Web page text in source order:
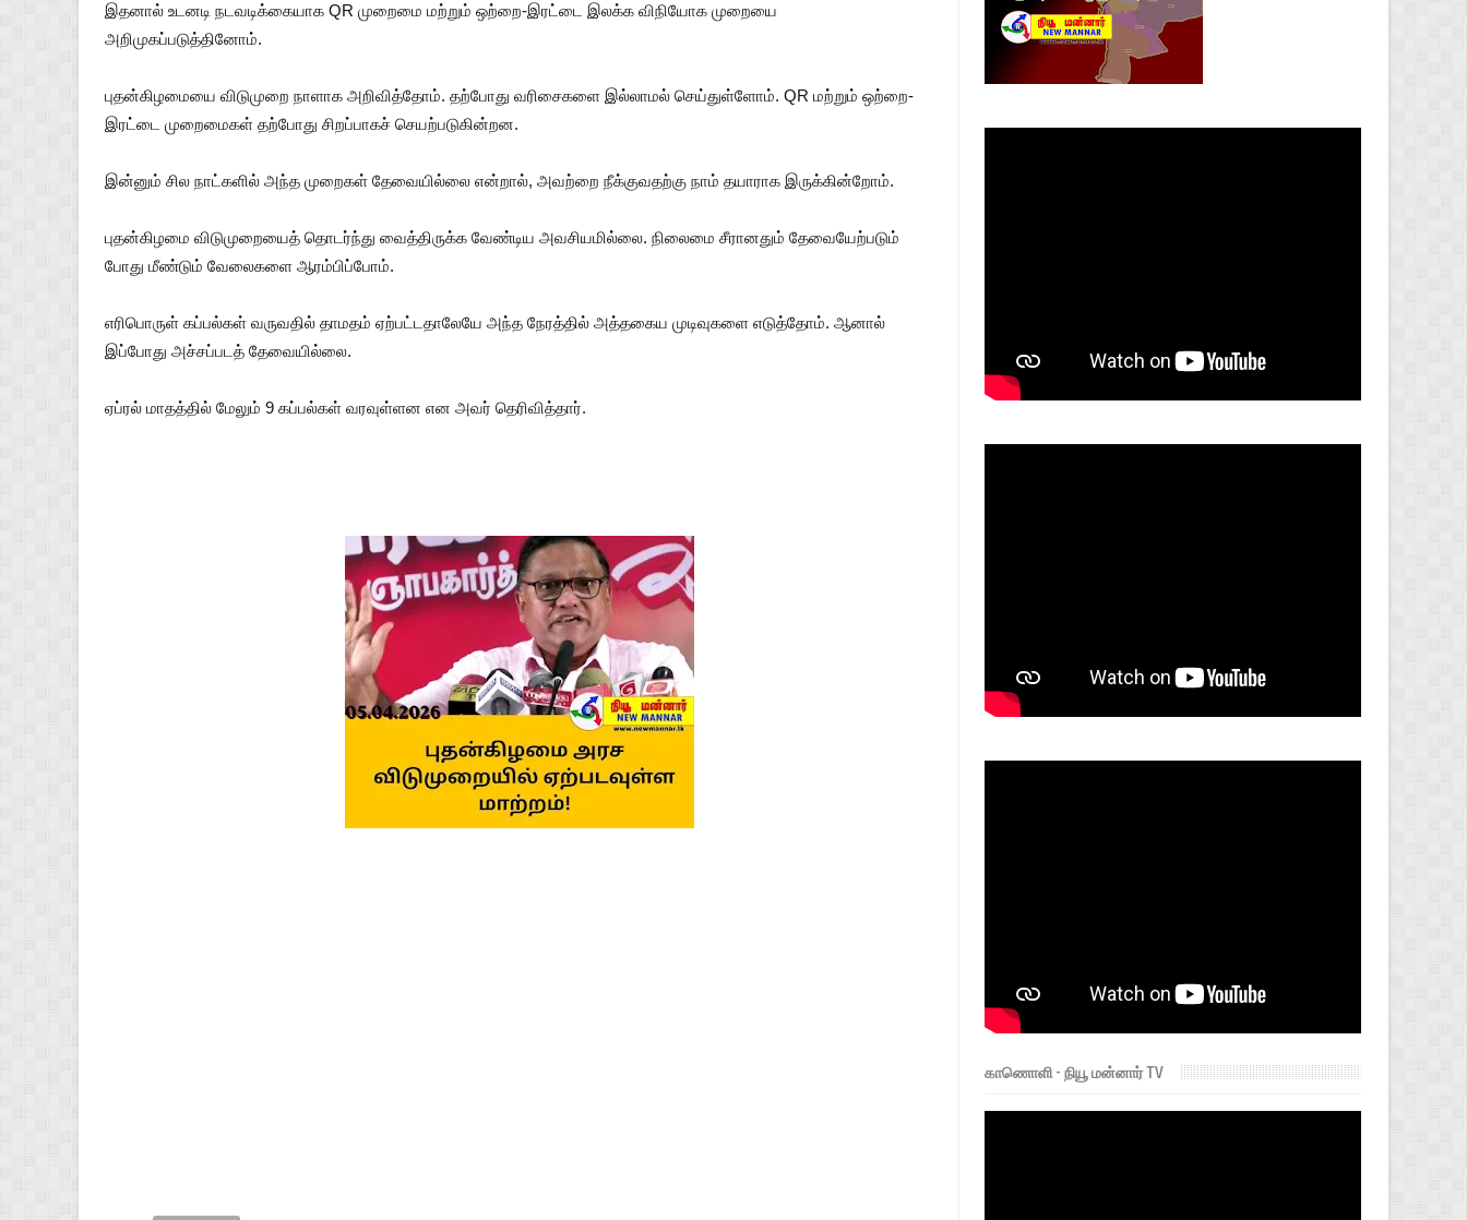
இதனால் உடனடி நடவடிக்கையாக QR முறைமை மற்றும் ஒற்றை-இரட்டை இலக்க விநியோக முறையை
அறிமுகப்படுத்தினோம்.
புதன்கிழமையை விடுமுறை நாளாக அறிவித்தோம். தற்போது வரிசைகளை இல்லாமல் செய்துள்ளோம். QR மற்றும் ஒற்றை-
இரட்டை முறைமைகள் தற்போது சிறப்பாகச் செயற்படுகின்றன.
இன்னும் சில நாட்களில் அந்த முறைகள் தேவையில்லை என்றால், அவற்றை நீக்குவதற்கு நாம் தயாராக இருக்கின்றோம்.
புதன்கிழமை விடுமுறையைத் தொடர்ந்து வைத்திருக்க வேண்டிய அவசியமில்லை. நிலைமை சீரானதும் தேவையேற்படும்
போது மீண்டும் வேலைகளை ஆரம்பிப்போம்.
எரிபொருள் கப்பல்கள் வருவதில் தாமதம் ஏற்பட்டதாலேயே அந்த நேரத்தில் அத்தகைய முடிவுகளை எடுத்தோம். ஆனால்
இப்போது அச்சப்படத் தேவையில்லை.
ஏப்ரல் மாதத்தில் மேலும் 9 கப்பல்கள் வரவுள்ளன என அவர் தெரிவித்தார்.
காணொளி - நியூ மன்னார் TV